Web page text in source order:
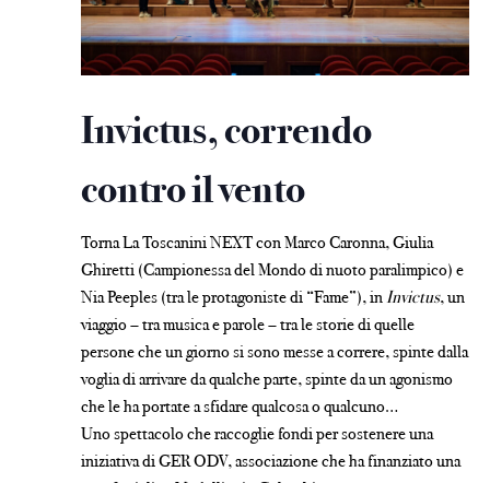
Invictus, correndo
contro il vento
Torna La Toscanini NEXT con Marco Caronna, Giulia
Ghiretti (Campionessa del Mondo di nuoto paralimpico) e
Nia Peeples (tra le protagoniste di “Fame”), in Invictus, un
viaggio – tra musica e parole – tra le storie di quelle
persone che un giorno si sono messe a correre, spinte dalla
voglia di arrivare da qualche parte, spinte da un agonismo
che le ha portate a sfidare qualcosa o qualcuno…
Uno spettacolo che raccoglie fondi per sostenere una
iniziativa di GER ODV, associazione che ha finanziato una